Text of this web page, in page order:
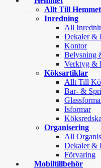
Allt Till Hemmet
Inredning
All
Dekaler &
Kontor
Belysning
Verktyg &
Köksartiklar
Allt Till
Bar- &
Isformar
Organisering
All
Dekaler &
Förvaring
Mobiltillbehör